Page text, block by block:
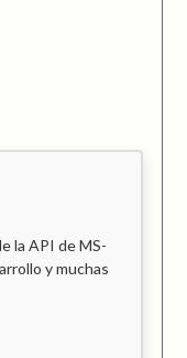
la API de MS-
y muchas